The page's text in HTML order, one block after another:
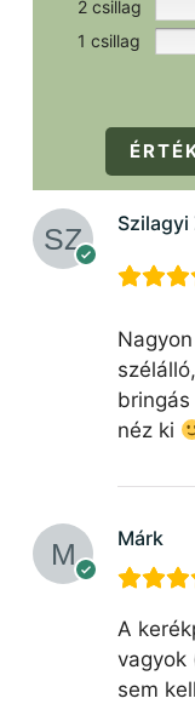
2 csillag
1 csillag
Szilagyi
néz ki
Márk
A
vagyok
sem